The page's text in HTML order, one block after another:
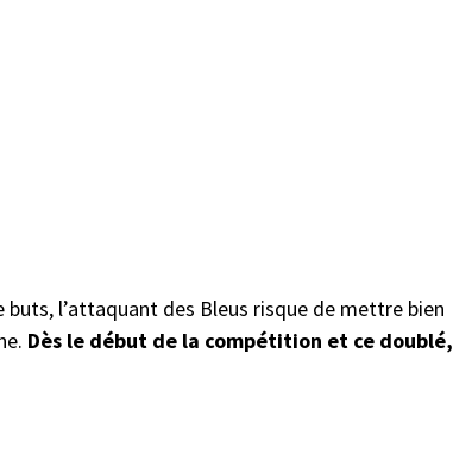
buts, l’attaquant des Bleus risque de mettre bien
Dès le début de la compétition et ce doublé,